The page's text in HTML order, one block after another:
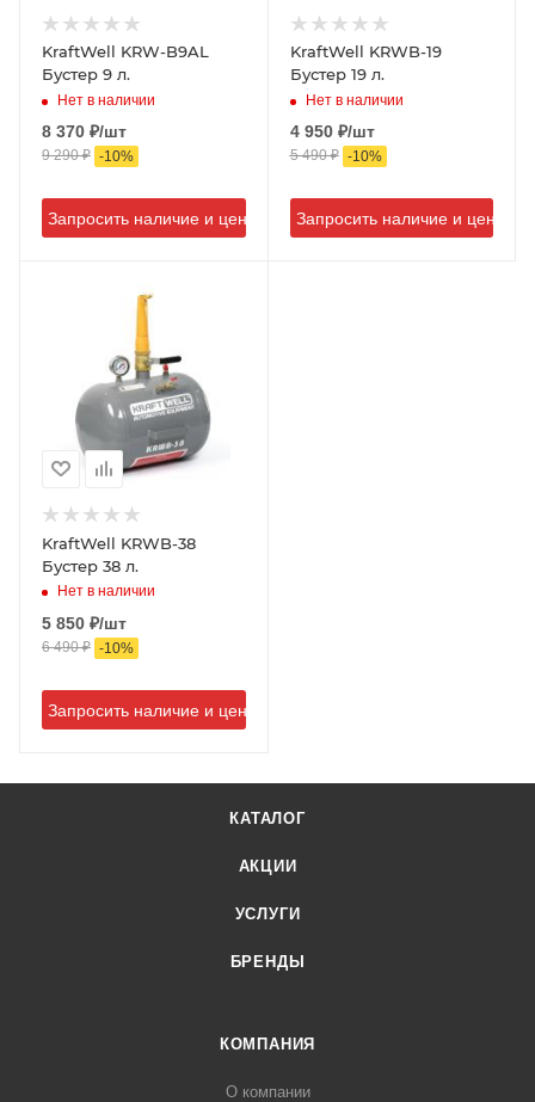
KraftWell KRW-B9AL
Бустер 9 л.
Нет в наличии
8 370 ₽/шт
9 290₽ -10%
Запросить наличие и цену
KraftWell KRWB-19
Бустер 19 л.
Нет в наличии
4 950₽/шт
5 490₽ -10%
Запросить наличие и цену
KraftWell KRWB-38
Бустер 38 л.
Нет в наличии
5 850 ₽/шт
6 490₽ -10%
Запросить наличие и цену
КАТАЛОГ
АКЦИИ
УСЛУГИ
БРЕНДЫ
КОМПАНИЯ
О компании